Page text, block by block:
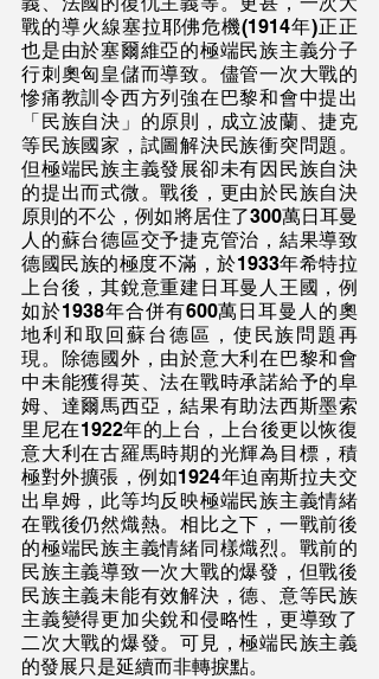
戰的導火線塞拉耶佛危機(1914年)正正
也是由於塞爾維亞的極端民族主義分子
行刺奧匈皇儲而導致。儘管一次大戰的
慘痛教訓令西方列強在巴黎和會中提出
「民族自決」的原則，成立波蘭、捷克
等民族國家，試圖解決民族衝突問題。
但極端民族主義發展卻未有因民族自決
的提出而式微。戰後，更由於民族自決
原則的不公，例如將居住了300萬日耳曼
人的蘇台德區交予捷克管治，結果導致
德國民族的極度不滿，於1933年希特拉
上台後，其銳意重建日耳曼人王國，例
如於1938年合併有600萬日耳曼人的奧
地利和取回蘇台德區，使民族問題再
現。除德國外，由於意大利在巴黎和會
中未能獲得英、法在戰時承諾給予的阜
姆、達爾馬西亞，結果有助法西斯墨索
里尼在1922年的上台，上台後更以恢復
意大利在古羅馬時期的光輝為目標，積
極對外擴張，例如1924年迫南斯拉夫交
出阜姆，此等均反映極端民族主義情緒
在戰後仍然熾熱。相比之下，一戰前後
的極端民族主義情緒同樣熾烈。戰前的
民族主義導致一次大戰的爆發，但戰後
民族主義未能有效解決，德、意等民族
主義變得更加尖銳和侵略性，更導致了
二次大戰的爆發。可見，極端民族主義
的發展只是延續而非轉捩點。